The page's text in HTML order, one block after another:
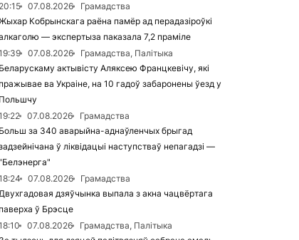
20:15
07.08.2026
Грамадства
Кобрынскага раёна памёр ад перадазіроўкі
— экспертыза паказала 7,2 праміле
07.08.2026
Грамадства, Палітыка
Беларускаму актывісту Аляксею Францкевічу, які
пражывае ва Украіне, на 10 гадоў забаронены ўезд у
Польшчу
07.08.2026
Грамадства
Больш за 340 аварыйна-аднаўленчых брыгад
ў ліквідацыі наступстваў непагадзі —
07.08.2026
Грамадства
дзяўчынка выпала з акна чацвёртага
паверха ў Брэсце
07.08.2026
Грамадства, Палітыка